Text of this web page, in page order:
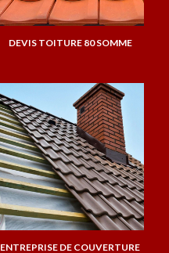
DEVIS TOITURE 80 SOMME
ENTREPRISE DE COUVERTURE